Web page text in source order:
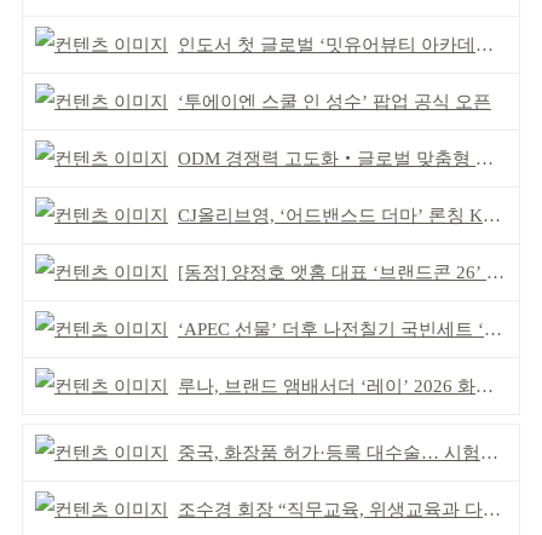
인도서 첫 글로벌 ‘밋유어뷰티 아카데미’ 출범
‘투에이엔 스쿨 인 성수’ 팝업 공식 오픈
ODM 경쟁력 고도화‧글로벌 맞춤형 제조 역량 강화
CJ올리브영, ‘어드밴스드 더마’ 론칭 K더마 육성 박차
[동정] 양정호 앳홈 대표 ‘브랜드콘 26’ 강연
‘APEC 선물’ 더후 나전칠기 국빈세트 ‘레드닷 어워드’ 본상
루나, 브랜드 앰배서더 ‘레이’ 2026 화보 공개
중국, 화장품 허가·등록 대수술… 시험자료 공용 허용
조수경 회장 “직무교육, 위생교육과 다르다”